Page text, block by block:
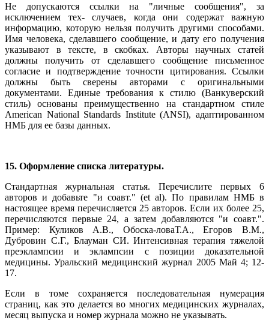
Не допускаются ссылки на "личные сообщения", за
исключением тех- случаев, когда они содержат важную
информацию, которую нельзя получить другими способами.
Имя человека, сделавшего сообщение, и дату его получения
указывают в тексте, в скобках. Авторы научных статей
должны получить от сделавшего сообщение письменное
согласие и подтверждение точности цитирования. Ссылки
должны быть сверены авторами с оригинальными
документами. Единые требования к стилю (Ванкуверский
стиль) основаны преимущественно на стандартном стиле
American National Standards Institute (ANSI), адаптированном
НМБ для ее базы данных.
15. Оформление списка литературы.
Стандартная журнальная статья. Перечислите первых 6
авторов и добавьте "и соавт." (et al). По правилам НМБ в
настоящее время перечисляется 25 авторов. Если их более 25,
перечисляются первые 24, а затем добавляются "и соавт.".
Пример: Куликов А.В., Обоска-ловаТ.А., Егоров В.М.,
Дубровин С.Г., Блауман СИ. Интенсивная терапия тяжелой
преэклампсии и эклампсии с позиции доказательной
медицины. Уральский медицинский журнал 2005 Май 4; 12-
17.
Если в томе сохраняется последовательная нумерация
страниц, как это делается во многих медицинских журналах,
месяц выпуска и номер журнала можно не указывать.